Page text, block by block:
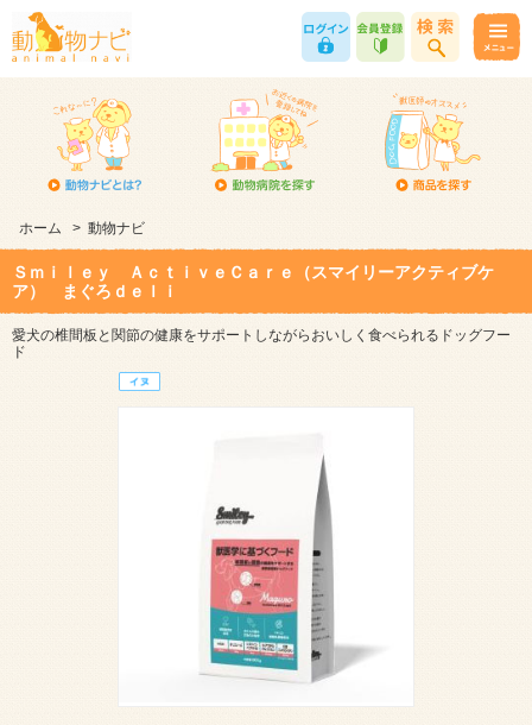
ホーム > 動物ナビ
Ｓｍｉｌｅｙ ＡｃｔｉｖｅＣａｒｅ（スマイリーアクティブケ
ア） まぐろｄｅｌｉ
愛犬の椎間板と関節の健康をサポートしながらおいしく食べられるドッグフー
ド